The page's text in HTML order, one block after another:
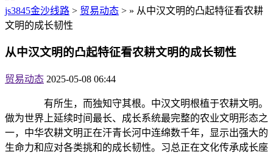
js3845金沙线路 > 贸易动态 > » 从中汉文明的凸起特征看农耕
文明的成长韧性
从中汉文明的凸起特征看农耕文明的成长韧性
贸易动态 2025-05-08 06:44
有所生，而独知守其根。中汉文明根植于农耕文明。
做为世界上延续时间最长、成长系统最完整的农业文明形态之
一，中华农耕文明正在汗青长河中连绵数千年，显示出强大的
生命力和应对各类挑和的成长韧性。习总正在文化传承成长座